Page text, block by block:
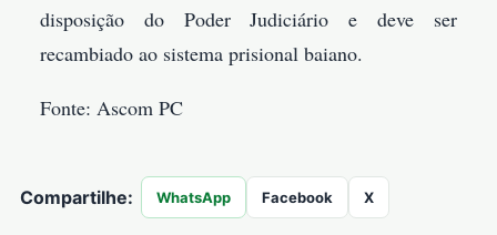
disposição do Poder Judiciário e deve ser
recambiado ao sistema prisional baiano.
Fonte: Ascom PC
Compartilhe: WhatsApp Facebook X